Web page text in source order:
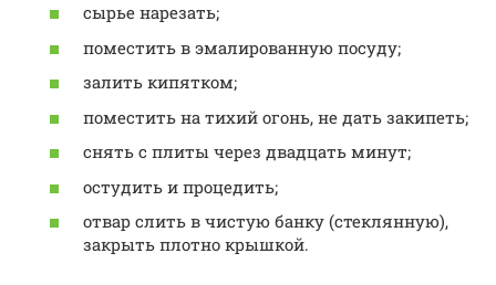
сырье нарезать;
поместить в эмалированную посуду;
залить кипятком;
поместить на тихий огонь, не дать закипеть;
снять с плиты через двадцать минут;
остудить и процедить;
отвар слить в чистую банку (стеклянную),
закрыть плотно крышкой.